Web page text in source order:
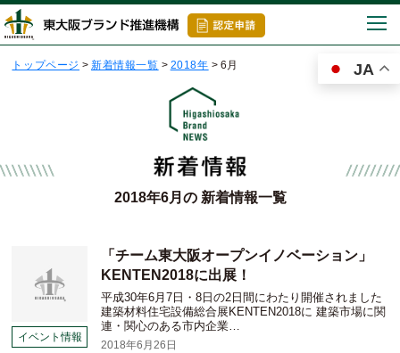
JA
トップページ >新着情報一覧 > 2018年 > 6月
2018年6月の 新着情報一覧
イベント情報
「チーム東大阪オープンイノベーション」
KENTEN2018に出展！
平成30年6月7日・8日の2日間にわたり開催されました
建築材料住宅設備総合展KENTEN2018に 建築市場に関
連・関心のある市内企業…
2018年6月26日